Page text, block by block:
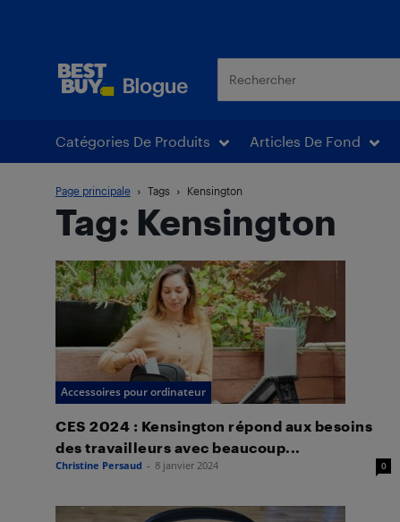
Catégories De Produits Articles De Fond
Page principale Tags Kensington
Tag: Kensington
Accessoires pour ordinateur
CES 2024 : Kensington répond aux besoins
des travailleurs avec beaucoup...
Christine Persaud - 8 janvier 2024 0